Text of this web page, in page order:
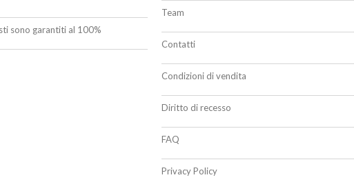
sono garantiti al 100%
Team
Contatti
Condizioni di vendita
Diritto di recesso
FAQ
Privacy Policy